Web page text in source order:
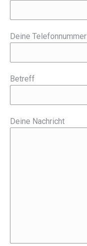
Deine Telefonnummer
Betreff
Deine Nachricht